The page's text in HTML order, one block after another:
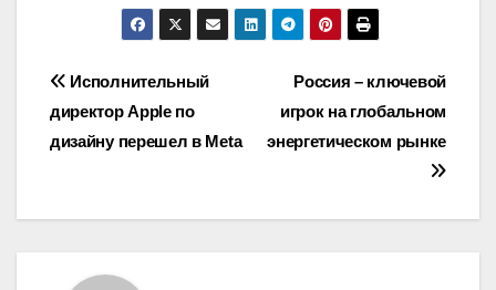
Навигация
по
Россия – ключевой
игрок на глобальном
энергетическом рынке
Исполнительный
директор Apple по
дизайну перешел в Meta